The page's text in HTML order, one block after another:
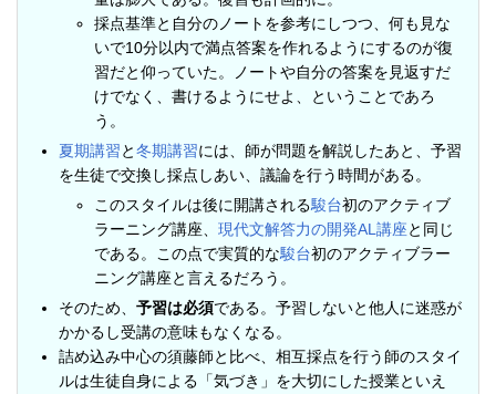
採点基準と自分のノートを参考にしつつ、何も見な
いで10分以内で満点答案を作れるようにするのが復
習だと仰っていた。ノートや自分の答案を見返すだ
けでなく、書けるようにせよ、ということであろ
う。
夏期講習と冬期講習には、師が問題を解説したあと、予習
を生徒で交換し採点しあい、議論を行う時間がある。
このスタイルは後に開講される駿台初のアクティブ
ラーニング講座、 現代文解答力の開発AL講座と同じ
である。この点で実質的な駿台初のアクティブラー
ニング講座と言えるだろう。
そのため、 予習は必須である。予習しないと他人に迷惑が
かかるし受講の意味もなくなる。
詰め込み中心の須藤師と比べ、相互採点を行う師のスタイ
ルは生徒自身による「気づき」を大切にした授業といえ